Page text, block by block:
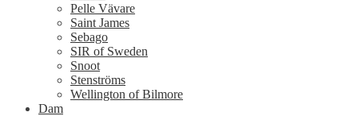
Pelle Vävare
Saint James
Sebago
SIR of Sweden
Snoot
Stenströms
Wellington of Bilmore
Dam